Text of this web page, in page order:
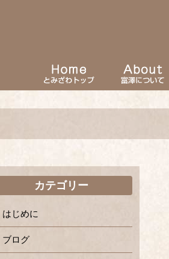
カテゴリー
はじめに
ブログ